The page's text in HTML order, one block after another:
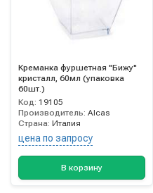
Креманка фуршетная "Бижу"
кристалл, 60мл (упаковка
60шт.)
Код: 19105
Производитель: Alcas
Страна: Италия
цена по запросу
В корзину